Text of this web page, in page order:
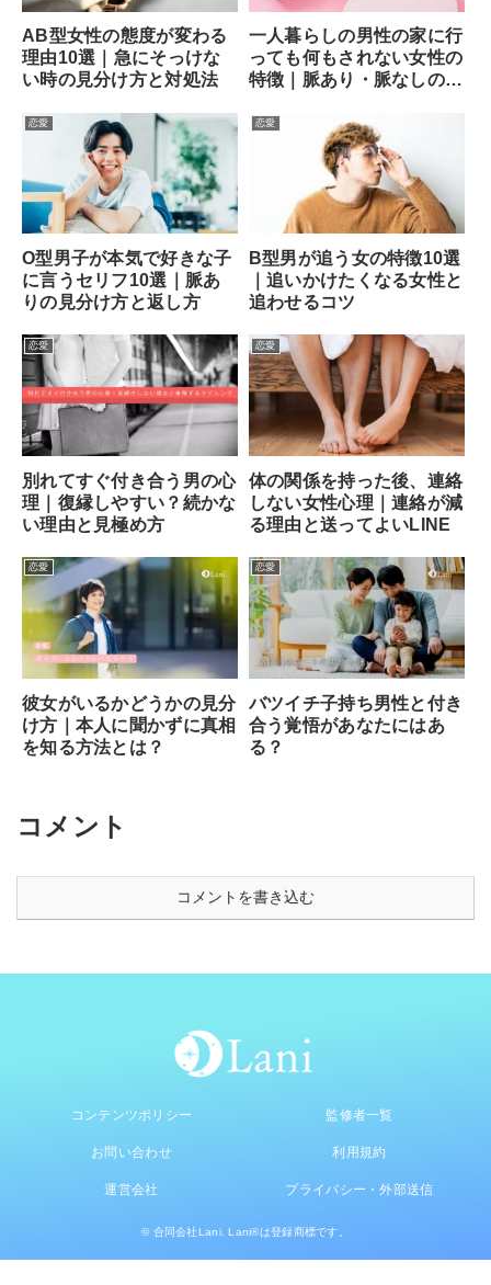
AB型女性の態度が変わる
理由10選｜急にそっけな
い時の見分け方と対処法
一人暮らしの男性の家に行
っても何もされない女性の
特徴｜脈あり・脈なしの見
恋愛
O型男子が本気で好きな子
に言うセリフ10選｜脈あ
りの見分け方と返し方
恋愛
B型男が追う女の特徴10選
｜追いかけたくなる女性と
追わせるコツ
恋愛
別れてすぐ付き合う男の心
理｜復縁しやすい？続かな
い理由と見極め方
恋愛
体の関係を持った後、連絡
しない女性心理｜連絡が減
る理由と送ってよいLINE
恋愛
彼女がいるかどうかの見分
け方｜本人に聞かずに真相
を知る方法とは？
恋愛
バツイチ子持ち男性と付き
合う覚悟があなたにはあ
る？
コメント
コメントを書き込む
コンテンツポリシー 監修者一覧
お問い合わせ 利用規約
運営会社 プライバシー・外部送信
© 合同会社Lani. Lani®は登録商標です。